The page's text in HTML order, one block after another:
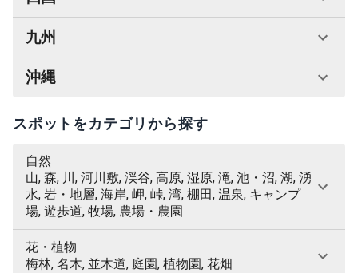
九州
沖縄
スポットをカテゴリから探す
自然
山, 森, 川, 河川敷, 渓谷, 高原, 湿原, 滝, 池・沼, 湖, 湧
水, 岩・地層, 海岸, 岬, 峠, 湾, 棚田, 温泉, キャンプ
場, 遊歩道, 牧場, 農場・農園
花・植物
梅林, 名木, 並木道, 庭園, 植物園, 花畑